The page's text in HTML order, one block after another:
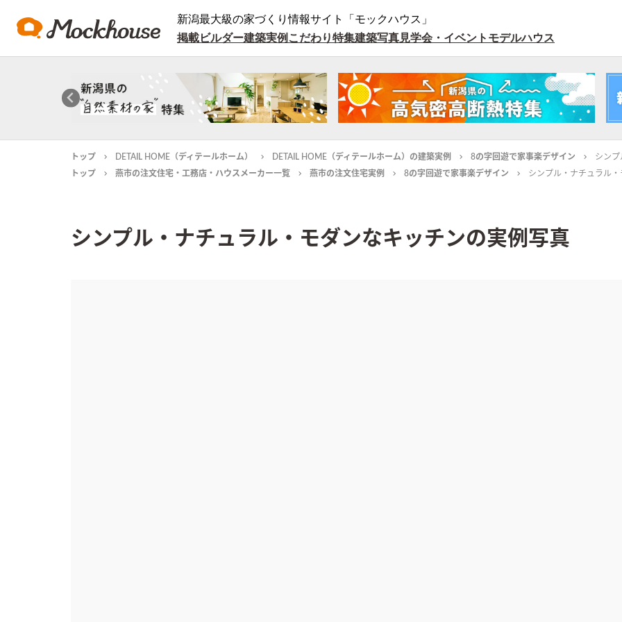
新潟最大級の家づくり情報サイト「モックハウス」
掲載ビルダー建築実例 こだわり特集建築写真見学会・イベント モデルハウス
トップ DETAIL HOME（ディテールホーム） DETAIL HOME（ディテールホーム）の建築実例 8の字回遊で家事楽デザイン
シン
トップ
燕市の注文住宅・工務店・ハウスメーカー一覧 燕市の注文住宅実例 8の字回遊で家事楽デザイン シンプル・ナチュラル
シンプル・ナチュラル・モダンなキッチンの実例写真